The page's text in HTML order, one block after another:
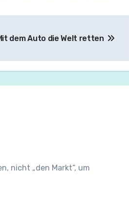
dem Auto die Welt retten
nicht „den Markt“, um